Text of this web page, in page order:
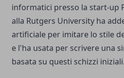
informatici presso la start-up
alla Rutgers University ha
artificiale per imitare lo stile
e l'ha usata per scrivere una
basata su questi schizzi iniziali.